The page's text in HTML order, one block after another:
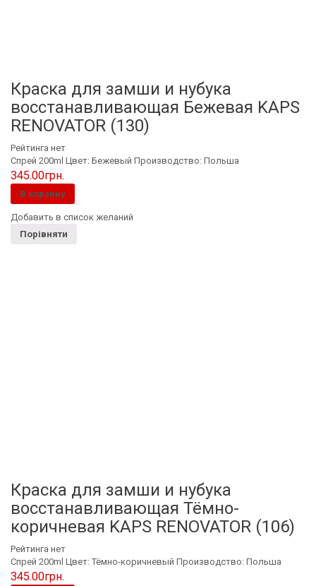
Краска для замши и нубука
восстанавливающая Бежевая KAPS
RENOVATOR (130)
Рейтинга нет
Спрей 200ml Цвет: Бежевый Производство: Польша
345.00грн.
В корзину
Добавить в список желаний
Порівняти
Краска для замши и нубука
восстанавливающая Тёмно-
коричневая KAPS RENOVATOR (106)
Рейтинга нет
Спрей 200ml Цвет: Тёмно-коричневый Производство: Польша
345.00грн.